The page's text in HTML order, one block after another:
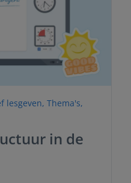
lesgeven, Thema's,
in de